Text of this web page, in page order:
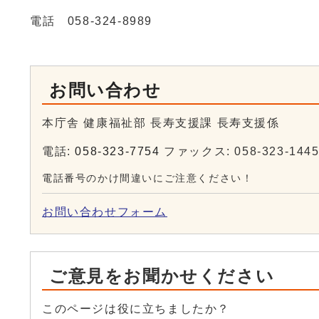
電話 058-324-8989
お問い合わせ
本庁舎 健康福祉部 長寿支援課 長寿支援係
電話:058-323-7754 ファックス: 058-323-1445
電話番号のかけ間違いにご注意ください！
お問い合わせフォーム
ご意見をお聞かせください
このページは役に立ちましたか？